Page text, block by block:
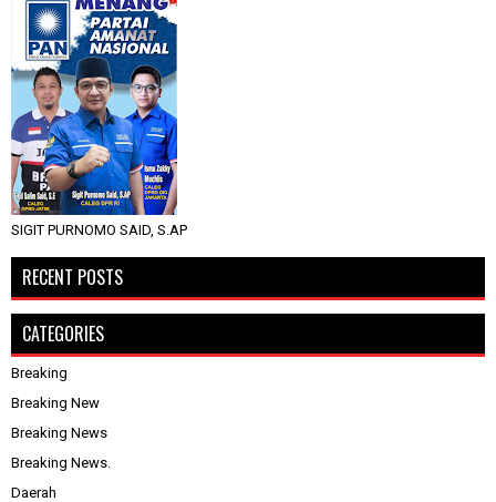
SIGIT PURNOMO SAID, S.AP
RECENT POSTS
CATEGORIES
Breaking
Breaking New
Breaking News
Breaking News.
Daerah